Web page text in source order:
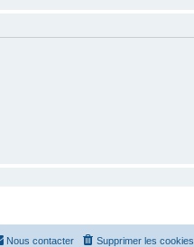
Supprimer les cookies
Nous contacter